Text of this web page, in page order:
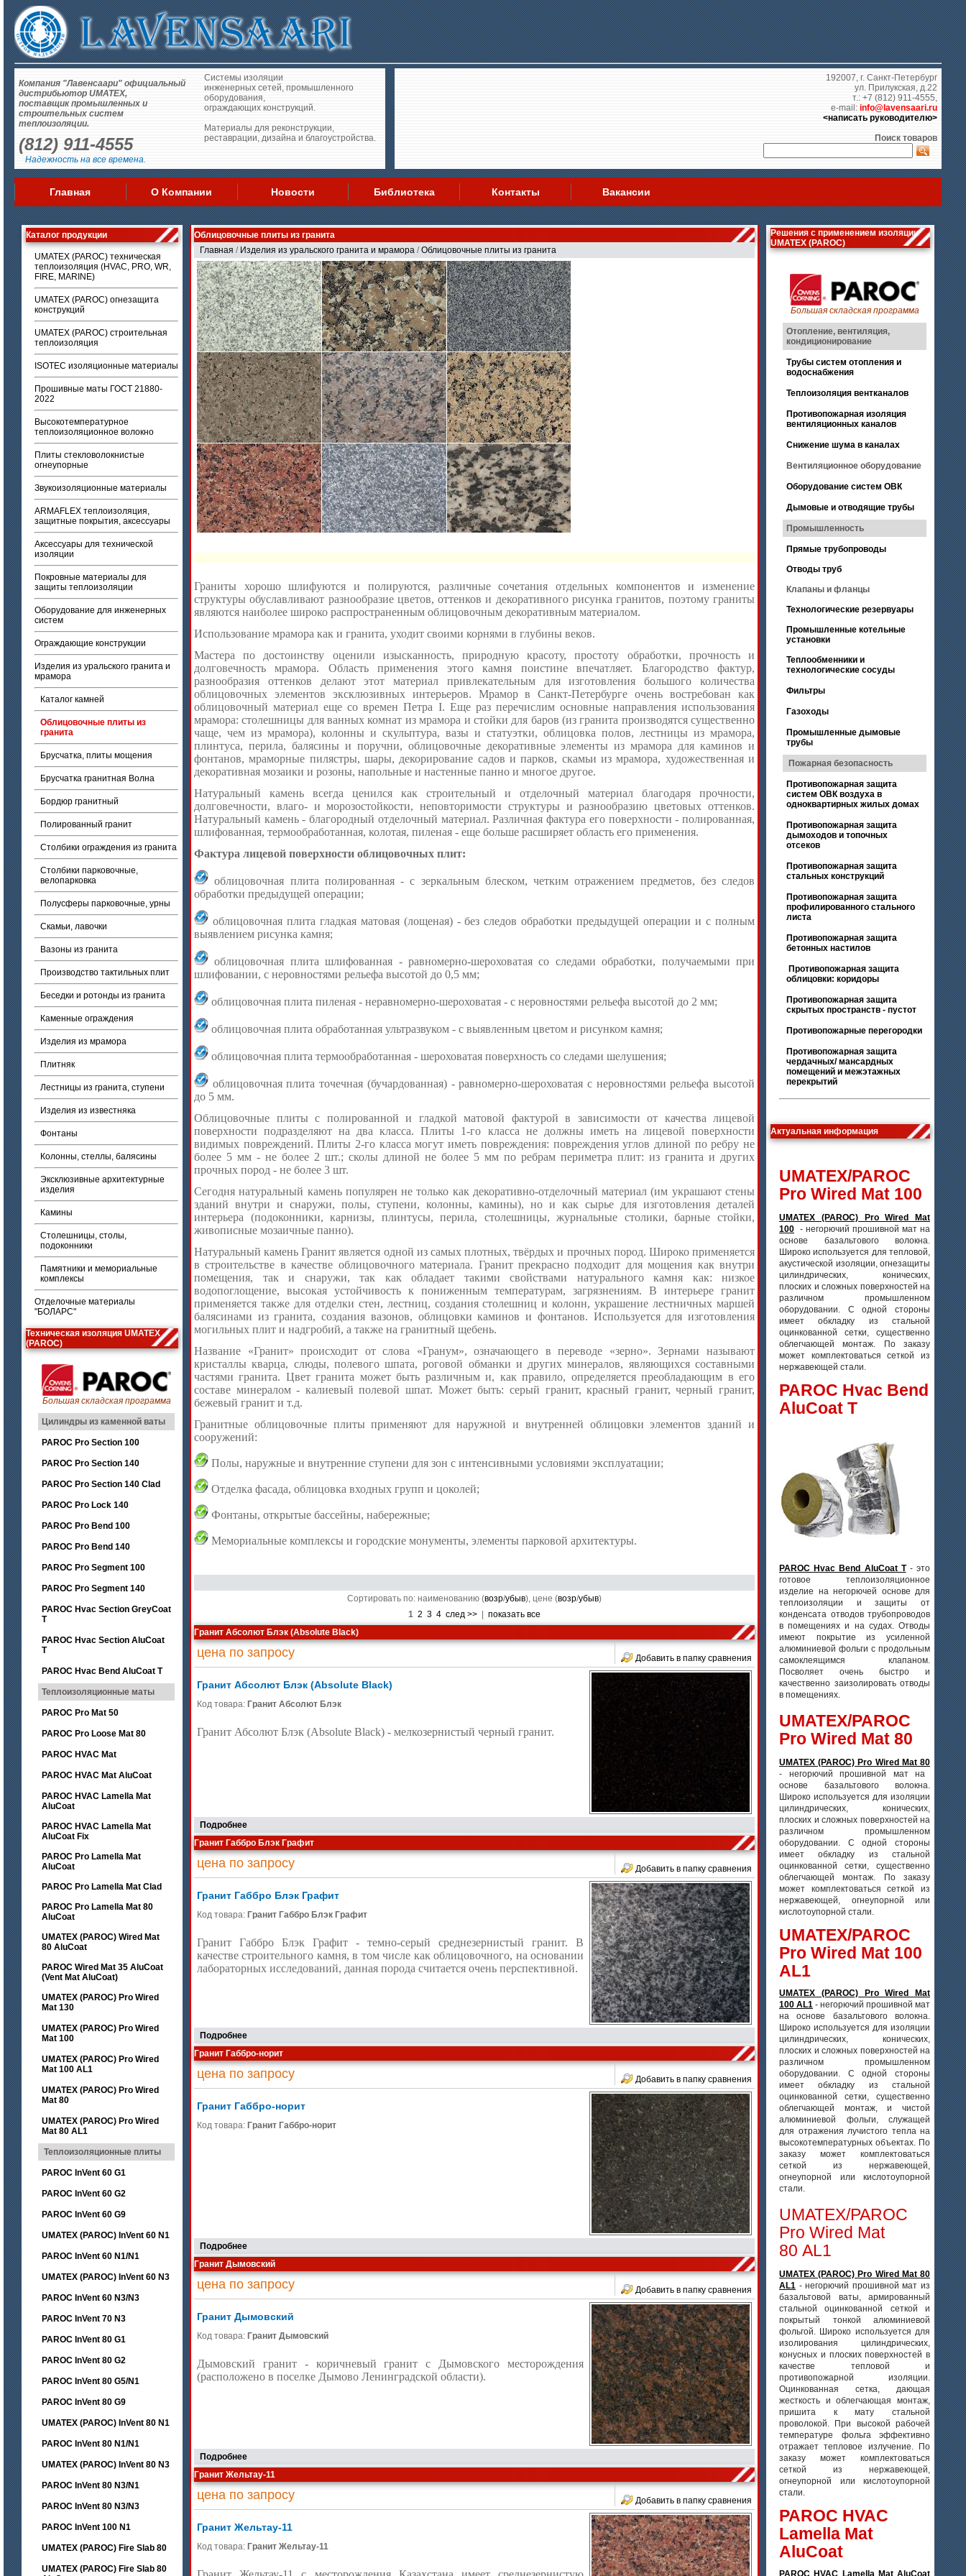
Компания "Лавенсаари" официальный
дистрибьютор UMATEX,
поставщик промышленных и
строительных систем
теплоизоляции.
(812) 911-4555
Надежность на все времена.
Системы изоляции
инженерных сетей, промышленного
оборудования,
ограждающих конструкций.
Материалы для реконструкции,
реставрации, дизайна и благоустройства.
192007, г. Санкт-Петербург
ул. Прилукская, д.22
т.: +7 (812) 911-4555,
e-mail: info@lavensaari.ru
<написать руководителю>
Поиск товаров
Главная О Компании Новости Библиотека Контакты Вакансии
Каталог продукции
UMATEX (PAROC) техническая
теплоизоляция (HVAC, PRO, WR,
FIRE, MARINE)
UMATEX (PAROC) огнезащита
конструкций
UMATEX (PAROC) строительная
теплоизоляция
ISOTEC изоляционные материалы
Прошивные маты ГОСТ 21880-
2022
Высокотемпературное
теплоизоляционное волокно
Плиты стекловолокнистые
огнеупорные
Звукоизоляционные материалы
ARMAFLEX теплоизоляция,
защитные покрытия, аксессуары
Аксессуары для технической
изоляции
Покровные материалы для
защиты теплоизоляции
Оборудование для инженерных
систем
Ограждающие конструкции
Изделия из уральского гранита и
мрамора
Каталог камней
Облицовочные плиты из
гранита
Брусчатка, плиты мощения
Брусчатка гранитная Волна
Бордюр гранитный
Полированный гранит
Столбики ограждения из гранита
Столбики парковочные,
велопарковка
Полусферы парковочные, урны
Скамьи, лавочки
Вазоны из гранита
Производство тактильных плит
Беседки и ротонды из гранита
Каменные ограждения
Изделия из мрамора
Плитняк
Лестницы из гранита, ступени
Изделия из известняка
Фонтаны
Колонны, стеллы, балясины
Эксклюзивные архитектурные
изделия
Камины
Столешницы, столы,
подоконники
Памятники и мемориальные
комплексы
Отделочные материалы
"БОЛАРС"
Техническая изоляция UMATEX
(PAROC)
Большая складская программа
Цилиндры из каменной ваты
PAROC Pro Section 100
PAROC Pro Section 140
PAROC Pro Section 140 Clad
PAROC Pro Lock 140
PAROC Pro Bend 100
PAROC Pro Bend 140
PAROC Pro Segment 100
PAROC Pro Segment 140
PAROC Hvac Section GreyCoat
T
PAROC Hvac Section AluCoat
T
PAROC Hvac Bend AluCoat T
Теплоизоляционные маты
PAROC Pro Mat 50
PAROC Pro Loose Mat 80
PAROC HVAC Mat
PAROC HVAC Mat AluCoat
PAROC HVAC Lamella Mat
AluCoat
PAROC HVAC Lamella Mat
AluCoat Fix
PAROC Pro Lamella Mat
AluCoat
PAROC Pro Lamella Mat Clad
PAROC Pro Lamella Mat 80
AluCoat
UMATEX (PAROC) Wired Mat
80 AluCoat
PAROC Wired Mat 35 AluCoat
(Vent Mat AluCoat)
UMATEX (PAROC) Pro Wired
Mat 130
UMATEX (PAROC) Pro Wired
Mat 100
UMATEX (PAROC) Pro Wired
Mat 100 AL1
UMATEX (PAROC) Pro Wired
Mat 80
UMATEX (PAROC) Pro Wired
Mat 80 AL1
Теплоизоляционные плиты
PAROC InVent 60 G1
PAROC InVent 60 G2
PAROC InVent 60 G9
UMATEX (PAROC) InVent 60 N1
PAROC InVent 60 N1/N1
UMATEX (PAROC) InVent 60 N3
PAROC InVent 60 N3/N3
PAROC InVent 70 N3
PAROC InVent 80 G1
PAROC InVent 80 G2
PAROC InVent 80 G5/N1
PAROC InVent 80 G9
UMATEX (PAROC) InVent 80 N1
PAROC InVent 80 N1/N1
UMATEX (PAROC) InVent 80 N3
PAROC InVent 80 N3/N1
PAROC InVent 80 N3/N3
PAROC InVent 100 N1
UMATEX (PAROC) Fire Slab 80
UMATEX (PAROC) Fire Slab 80
Облицовочные плиты из гранита
Главная / Изделия из уральского гранита и мрамора /Облицовочные плиты из гранита
Граниты хорошо шлифуются и полируются, различные сочетания отдельных компонентов и изменение
структуры обуславливают разнообразие цветов, оттенков и декоративного рисунка гранитов, поэтому граниты
являются наиболее широко распространенным облицовочным декоративным материалом.
Использование мрамора как и гранита, уходит своими корнями в глубины веков.
Мастера по достоинству оценили изысканность, природную красоту, простоту обработки, прочность и
долговечность мрамора. Область применения этого камня поистине впечатляет. Благородство фактур,
разнообразия оттенков делают этот материал привлекательным для изготовления большого количества
облицовочных элементов эксклюзивных интерьеров. Мрамор в Санкт-Петербурге очень востребован как
облицовочный материал еще со времен Петра I. Еще раз перечислим основные направления использования
мрамора: столешницы для ванных комнат из мрамора и стойки для баров (из гранита производятся существенно
чаще, чем из мрамора), колонны и скульптура, вазы и статуэтки, облицовка полов, лестницы из мрамора,
плинтуса, перила, балясины и поручни, облицовочные декоративные элементы из мрамора для каминов и
фонтанов, мраморные пилястры, шары, декорирование садов и парков, скамьи из мрамора, художественная и
декоративная мозаики и розоны, напольные и настенные панно и многое другое.
Натуральный камень всегда ценился как строительный и отделочный материал благодаря прочности,
долговечности, влаго- и морозостойкости, неповторимости структуры и разнообразию цветовых оттенков.
Натуральный камень - благородный отделочный материал. Различная фактура его поверхности - полированная,
шлифованная, термообработанная, колотая, пиленая - еще больше расширяет область его применения.
Фактура лицевой поверхности облицовочных плит:
облицовочная плита полированная - с зеркальным блеском, четким отражением предметов, без следов
обработки предыдущей операции;
облицовочная плита гладкая матовая (лощеная) - без следов обработки предыдущей операции и с полным
выявлением рисунка камня;
облицовочная плита шлифованная - равномерно-шероховатая со следами обработки, получаемыми при
шлифовании, с неровностями рельефа высотой до 0,5 мм;
облицовочная плита пиленая - неравномерно-шероховатая - с неровностями рельефа высотой до 2 мм;
облицовочная плита обработанная ультразвуком - с выявленным цветом и рисунком камня;
облицовочная плита термообработанная - шероховатая поверхность со следами шелушения;
облицовочная плита точечная (бучардованная) - равномерно-шероховатая с неровностями рельефа высотой
до 5 мм.
Облицовочные плиты с полированной и гладкой матовой фактурой в зависимости от качества лицевой
поверхности подразделяют на два класса. Плиты 1-го класса не должны иметь на лицевой поверхности
видимых повреждений. Плиты 2-го класса могут иметь повреждения: повреждения углов длиной по ребру не
более 5 мм - не более 2 шт.; сколы длиной не более 5 мм по ребрам периметра плит: из гранита и других
прочных пород - не более 3 шт.
Сегодня натуральный камень популярен не только как декоративно-отделочный материал (им украшают стены
зданий внутри и снаружи, полы, ступени, колонны, камины), но и как сырье для изготовления деталей
интерьера (подоконники, карнизы, плинтусы, перила, столешницы, журнальные столики, барные стойки,
живописные мозаичные панно).
Натуральный камень Гранит является одной из самых плотных, твёрдых и прочных пород. Широко применяется
в строительстве в качестве облицовочного материала. Гранит прекрасно подходит для мощения как внутри
помещения, так и снаружи, так как обладает такими свойствами натурального камня как: низкое
водопоглощение, высокая устойчивость к пониженным температурам, загрязнениям. В интерьере гранит
применяется также для отделки стен, лестниц, создания столешниц и колонн, украшение лестничных маршей
балясинами из гранита, создания вазонов, облицовки каминов и фонтанов. Используется для изготовления
могильных плит и надгробий, а также на гранитный щебень.
Название «Гранит» происходит от слова «Гранум», означающего в переводе «зерно». Зернами называют
кристаллы кварца, слюды, полевого шпата, роговой обманки и других минералов, являющихся составными
частями гранита. Цвет гранита может быть различным и, как правило, определяется преобладающим в его
составе минералом - калиевый полевой шпат. Может быть: серый гранит, красный гранит, черный гранит,
бежевый гранит и т.д.
Гранитные облицовочные плиты применяют для наружной и внутренней облицовки элементов зданий и
сооружений:
Полы, наружные и внутренние ступени для зон с интенсивными условиями эксплуатации;
Отделка фасада, облицовка входных групп и цоколей;
Фонтаны, открытые бассейны, набережные;
Мемориальные комплексы и городские монументы, элементы парковой архитектуры.
Сортировать по: наименованию (возр/убыв), цене (возр/убыв)
1 2 3 4 след >>
показать все
Гранит Абсолют Блэк (Absolute Black)
цена по запросу Добавить в папку сравнения
Гранит Абсолют Блэк (Absolute Black)
Код товара: Гранит Абсолют Блэк
Гранит Абсолют Блэк (Absolute Black) - мелкозернистый черный гранит.
Подробнее
Гранит Габбро Блэк Графит
цена по запросу Добавить в папку сравнения
Гранит Габбро Блэк Графит
Код товара: Гранит Габбро Блэк Графит
Гранит Габбро Блэк Графит - темно-серый среднезернистый гранит. В
качестве строительного камня, в том числе как облицовочного, на основании
лабораторных исследований, данная порода считается очень перспективной.
Подробнее
Гранит Габбро-норит
цена по запросу Добавить в папку сравнения
Гранит Габбро-норит
Код товара: Гранит Габбро-норит
Подробнее
Гранит Дымовский
цена по запросу Добавить в папку сравнения
Гранит Дымовский
Код товара: Гранит Дымовский
Дымовский гранит - коричневый гранит с Дымовского месторождения
(расположено в поселке Дымово Ленинградской области).
Подробнее
Гранит Жельтау-11
цена по запросу Добавить в папку сравнения
Гранит Жельтау-11
Код товара: Гранит Жельтау-11
Решения с применением изоляции
UMATEX (PAROC)
Большая складская программа
Отопление, вентиляция,
кондиционирование
Трубы систем отопления и
водоснабжения
Теплоизоляция вентканалов
Противопожарная изоляция
вентиляционных каналов
Снижение шума в каналах
Вентиляционное оборудование
Оборудование систем ОВК
Дымовые и отводящие трубы
Промышленность
Прямые трубопроводы
Отводы труб
Клапаны и фланцы
Технологические резервуары
Промышленные котельные
установки
Теплообменники и
технологические сосуды
Фильтры
Газоходы
Промышленные дымовые
трубы
Пожарная безопасность
Противопожарная защита
систем ОВК воздуха в
одноквартирных жилых домах
Противопожарная защита
дымоходов и топочных
отсеков
Противопожарная защита
стальных конструкций
Противопожарная защита
профилированного стального
листа
Противопожарная защита
бетонных настилов
Противопожарная защита
облицовки: коридоры
Противопожарная защита
скрытых пространств - пустот
Противопожарные перегородки
Противопожарная защита
чердачных/ мансардных
помещений и межэтажных
перекрытий
Актуальная информация
UMATEX/PAROC
Pro Wired Mat 100
UMATEX (PAROC) Pro Wired Mat
100 - негорючий прошивной мат на
основе базальтового волокна.
Широко используется для тепловой,
акустической изоляции, огнезащиты
цилиндрических, конических,
плоских и сложных поверхностей на
различном промышленном
оборудовании. С одной стороны
имеет обкладку из стальной
оцинкованной сетки, существенно
облегчающей монтаж. По заказу
может комплектоваться сеткой из
нержавеющей стали.
PAROC Hvac Bend
AluCoat T
PAROC Hvac Bend AluCoat T- это
готовое теплоизоляционное
изделие на негорючей основе для
теплоизоляции и защиты от
конденсата отводов трубопроводов
в помещениях и на судах. Отводы
имеют покрытие из усиленной
алюминиевой фольги с продольным
самоклеящимся клапаном.
Посволяет очень быстро и
качественно заизолировать отводы
в помещениях.
UMATEX/PAROC
Pro Wired Mat 80
UMATEX (PAROC) Pro Wired Mat 80
- негорючий прошивной мат на
основе базальтового волокна.
Широко используется для изоляции
цилиндрических, конических,
плоских и сложных поверхностей на
различном промышленном
оборудовании. С одной стороны
имеет обкладку из стальной
оцинкованной сетки, существенно
облегчающей монтаж. По заказу
может комплектоваться сеткой из
нержавеющей, огнеупорной или
кислотоупорной стали.
UMATEX/PAROC
Pro Wired Mat 100
AL1
UMATEX (PAROC) Pro Wired Mat
100 AL1 - негорючий прошивной мат
на основе базальтового волокна.
Широко используется для изоляции
цилиндрических, конических,
плоских и сложных поверхностей на
различном промышленном
оборудовании. С одной стороны
имеет обкладку из стальной
оцинкованной сетки, существенно
облегчающей монтаж, и чистой
алюминиевой фольги, служащей
для отражения лучистого тепла на
высокотемпературных объектах. По
заказу может комплектоваться
сеткой из нержавеющей,
огнеупорной или кислотоупорной
стали.
UMATEX/PAROC
Pro Wired Mat
80 AL1
UMATEX (PAROC) Pro Wired Mat 80
AL1 - негорючий прошивной мат из
базальтовой ваты, армированный
стальной оцинкованной сеткой и
покрытый тонкой алюминиевой
фольгой. Широко используется для
изолирования цилиндрических,
конусных и плоских поверхностей в
качестве тепловой и
противопожарной изоляции.
Оцинкованная сетка, дающая
жесткость и облегчающая монтаж,
пришита к мату стальной
проволокой. При высокой рабочей
температуре фольга эффективно
отражает тепловое излучение. По
заказу может комплектоваться
сеткой из нержавеющей,
огнеупорной или кислотоупорной
стали.
PAROC HVAC
Lamella Mat
AluCoat
PAROC HVAC Lamella Mat AluCoat